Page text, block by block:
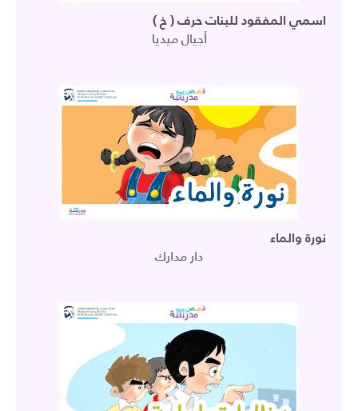
اسمي المفقود للبنات حرف ( خ )
أجيال ميديا
نورة والماء
دار مدارك